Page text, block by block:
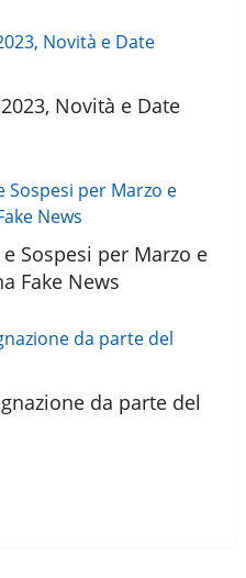
Novità e Date
Sospesi per Marzo e
Fake News
da parte del